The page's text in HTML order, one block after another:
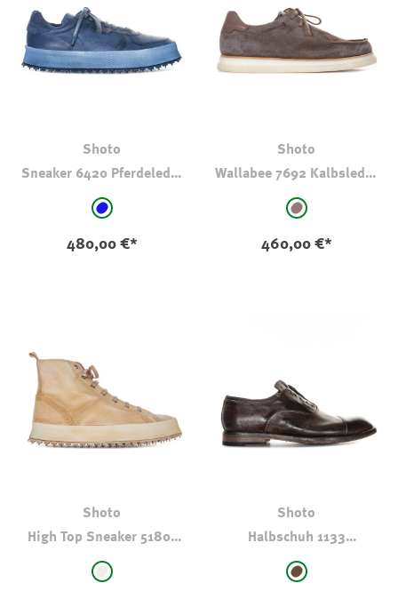
Shoto
Sneaker 6420 Pferdeleder
auswählen
Blau
480,00 €*
Shoto
Wallabee 7692 Kalbsleder
auswählen
taupe
460,00 €*
Shoto
High Top Sneaker 51801
auswählen
natur
Shoto
Halbschuh 1133
auswählen
braun